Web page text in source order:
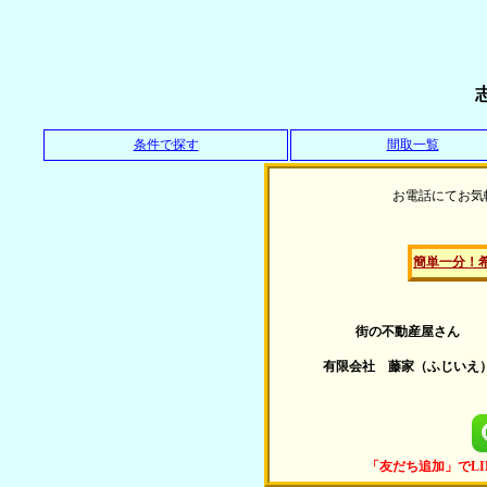
条件で探す 間取一覧
お電話にてお
簡単一分！
街の不動産屋さん
有限会社 藤家 （ふじいえ
「友だち追加」で